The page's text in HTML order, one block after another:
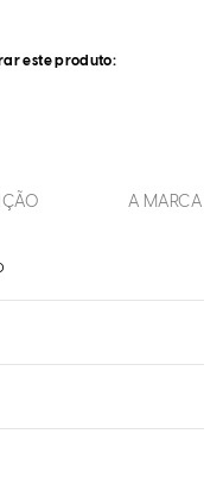
este produto:
A MARCA